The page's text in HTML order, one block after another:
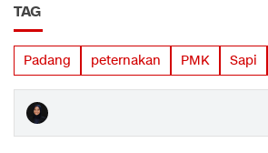
TAG
Padang peternakan PMK Sapi